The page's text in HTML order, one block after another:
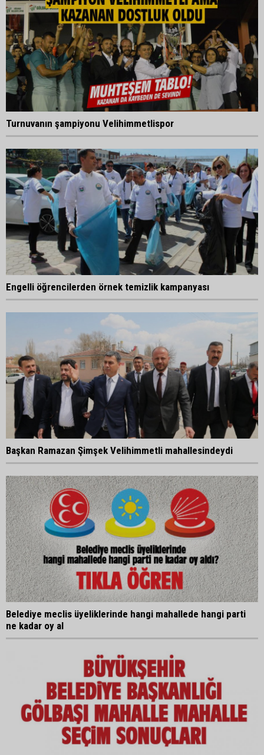
Turnuvanın şampiyonu Velihimmetlispor
Engelli öğrencilerden örnek temizlik kampanyası
Başkan Ramazan Şimşek Velihimmetli mahallesindeydi
Belediye meclis üyeliklerinde hangi mahallede hangi parti
ne kadar oy al